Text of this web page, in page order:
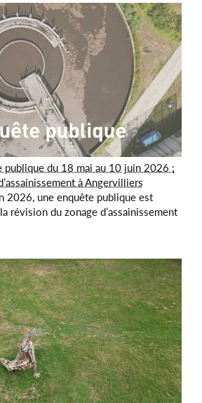
publique du 18 mai au 10 juin 2026 :
à Angervilliers
2026, une enquête publique est
révision du zonage d’assainissement